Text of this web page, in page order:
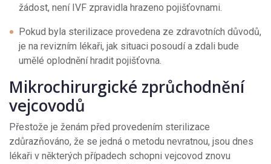
žádost, není IVF zpravidla hrazeno pojišťovnami.
Pokud byla sterilizace provedena ze zdravotních důvodů,
je na revizním lékaři, jak situaci posoudí a zdali bude
umělé oplodnění hradit pojišťovna.
Mikrochirurgické zprůchodnění
vejcovodů
Přestože je ženám před provedením sterilizace
zdůrazňováno, že se jedná o metodu nevratnou, jsou dnes
lékaři v některých případech schopni vejcovod znovu